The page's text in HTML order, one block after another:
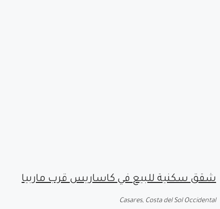
شقق سكنية للبيع في كاساريس قرب ماربيا
Casares, Costa del Sol Occidental